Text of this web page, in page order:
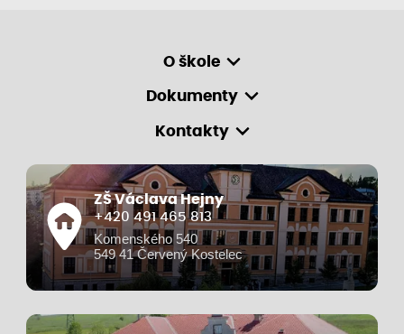
O škole
Dokumenty
Kontakty
ZŠ Václava Hejny
+420 491 465 813
Komenského 540
549 41 Červený Kostelec